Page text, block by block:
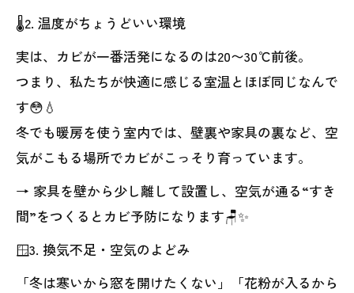
🌡️2. 温度がちょうどいい環境
実は、カビが一番活発になるのは20〜30℃前後。
つまり、私たちが快適に感じる室温とほぼ同じなんで
す😳💧
冬でも暖房を使う室内では、壁裏や家具の裏など、空
気がこもる場所でカビがこっそり育っています。
→ 家具を壁から少し離して設置し、空気が通る“すき
間”をつくるとカビ予防になります🪑✨
🪟3. 換気不足・空気のよどみ
「冬は寒いから窓を開けたくない」「花粉が入るから